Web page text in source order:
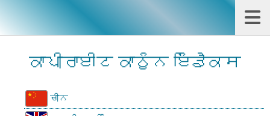
ਕਾਪੀਰਾਈਟ ਕਾਨੂੰਨ ਇੰਡੈਕਸ
ਚੀਨ